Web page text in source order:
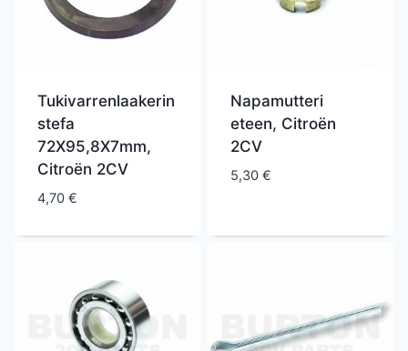
Tukivarrenlaakerin
stefa
72X95,8X7mm,
Citroën 2CV
4,70 €
Napamutteri
eteen, Citroën
2CV
5,30 €